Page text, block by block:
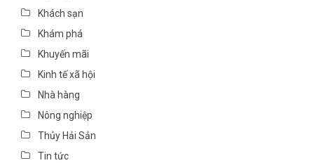
Khách sạn
Khám phá
Khuyến mãi
Kinh tế xã hội
Nhà hàng
Nông nghiệp
Thủy Hải Sản
Tin tức